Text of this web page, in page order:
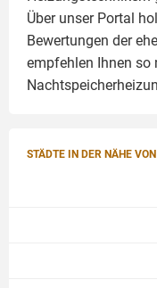
Über unser Portal
Bewertungen der
empfehlen Ihnen so
STÄDTE IN DER NÄHE